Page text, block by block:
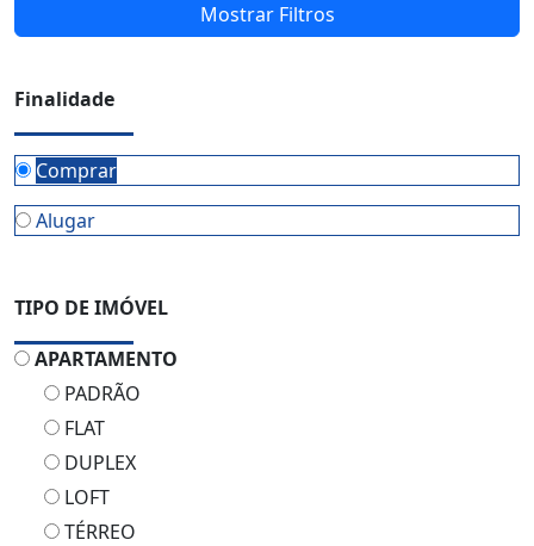
Mostrar Filtros
Finalidade
Comprar
Alugar
TIPO DE IMÓVEL
APARTAMENTO
PADRÃO
FLAT
DUPLEX
LOFT
TÉRREO